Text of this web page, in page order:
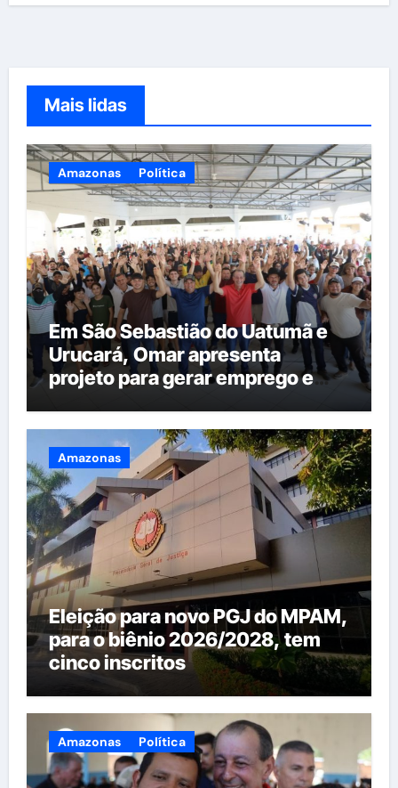
Mais lidas
Amazonas Política
Em São Sebastião do Uatumã e
Urucará, Omar apresenta
projeto para gerar emprego e
Amazonas
Eleição para novo PGJ do MPAM,
para o biênio 2026/2028, tem
cinco inscritos
Amazonas Política